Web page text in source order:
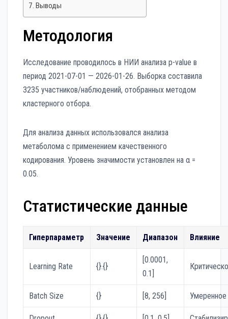
Выводы
Методология
Исследование проводилось в НИИ анализа p-value в
период 2021-07-01 — 2026-01-26. Выборка составила
3235 участников/наблюдений, отобранных методом
кластерного отбора.
Для анализа данных использовался анализа
метаболома с применением качественного
кодирования. Уровень значимости установлен на α =
0.05.
Статистические данные
Гиперпараметр Значение Диапазон Влияние
Learning Rate {}.{}
[0.0001,
0.1]
Batch Size {} [8, 256] Умеренное